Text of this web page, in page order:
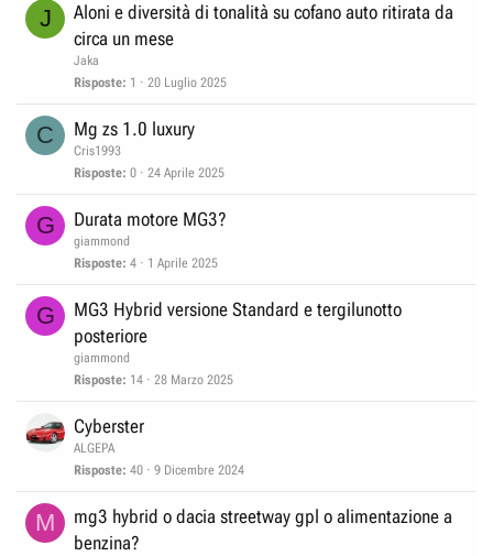
J
Aloni e diversità di tonalità su cofano auto ritirata da
circa un mese
Jaka
Risposte 1 20 Luglio 2025
C Mg zs 1.0 luxury
Cris1993
Risposte 0 24 Aprile 2025
G Durata motore MG3?
giammond
Risposte 4 1 Aprile 2025
G
MG3 Hybrid versione Standard e tergilunotto
posteriore
giammond
Risposte 14 28 Marzo 2025
Cyberster
ALGEPA
Risposte 40 9 Dicembre 2024
M
mg3 hybrid o dacia streetway gpl o alimentazione a
benzina?